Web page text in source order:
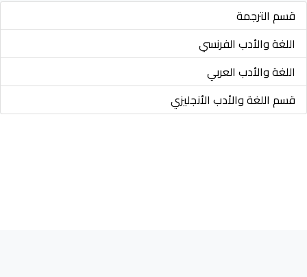
قسم الترجمة
اللغة والأدب الفرنسي
اللغة والأدب العربي
قسم اللغة والأدب الأنجليزي